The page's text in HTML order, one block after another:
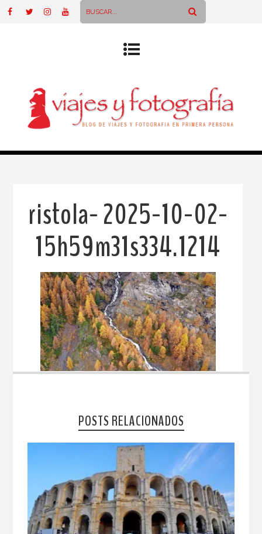
ristola- 2025-10-02-
15h59m31s334.1214
POSTS RELACIONADOS